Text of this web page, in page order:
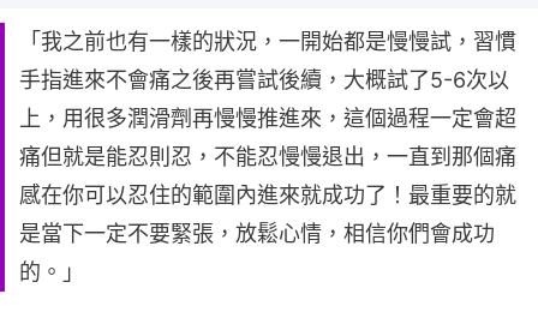
「我之前也有一樣的狀況，一開始都是慢慢試，習慣
手指進來不會痛之後再嘗試後續，大概試了5-6次以
上，用很多潤滑劑再慢慢推進來，這個過程一定會超
痛但就是能忍則忍，不能忍慢慢退出，一直到那個痛
感在你可以忍住的範圍內進來就成功了！最重要的就
是當下一定不要緊張，放鬆心情，相信你們會成功
的。」